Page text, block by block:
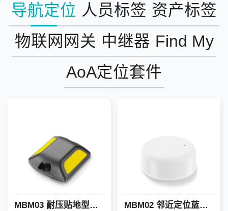
导航定位 人员标签 资产标签
物联网网关 中继器 Find My
AoA定位套件
MBM03 耐压贴地型信
MBM02 邻近定位蓝牙